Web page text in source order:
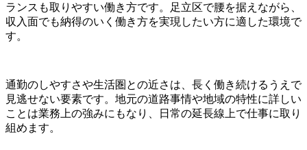
ランスも取りやすい働き方です。足立区で腰を据えながら、
収入面でも納得のいく働き方を実現したい方に適した環境で
す。
通勤のしやすさや生活圏との近さは、長く働き続けるうえで
見逃せない要素です。地元の道路事情や地域の特性に詳しい
ことは業務上の強みにもなり、日常の延長線上で仕事に取り
組めます。